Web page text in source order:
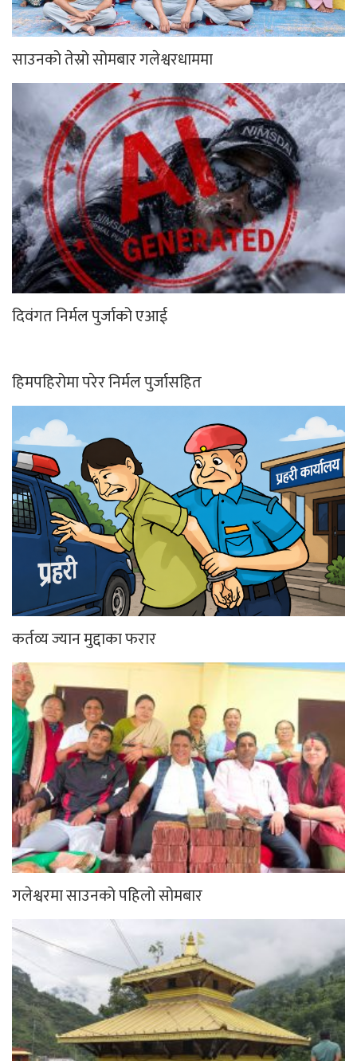
साउनको तेस्रो सोमबार गलेश्वरधाममा
दिवंगत निर्मल पुर्जाको एआई
हिमपहिरोमा परेर निर्मल पुर्जासहित
कर्तव्य ज्यान मुद्दाका फरार
गलेश्वरमा साउनको पहिलो सोमबार